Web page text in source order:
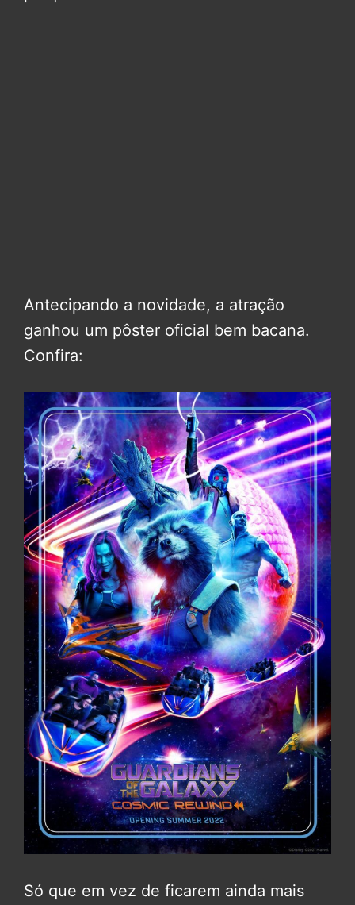
Antecipando a novidade, a atração
ganhou um pôster oficial bem bacana.
Confira:
Só que em vez de ficarem ainda mais